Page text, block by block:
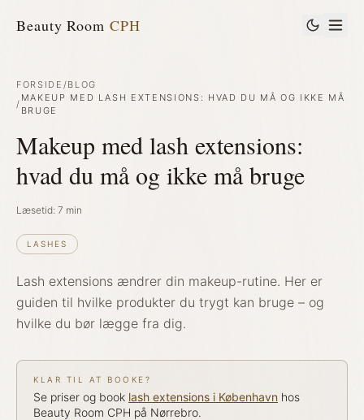
Beauty Room CPH
FORSIDE /BLOG
/
MAKEUP MED LASH EXTENSIONS: HVAD DU MÅ OG IKKE MÅ
BRUGE
Makeup med lash extensions:
hvad du må og ikke må bruge
Læsetid: 7 min
LASHES
Lash extensions ændrer din makeup-rutine. Her er
guiden til hvilke produkter du trygt kan bruge – og
hvilke du bør lægge fra dig.
KLAR TIL AT BOOKE?
Se priser og book lash extensions i København hos
Beauty Room CPH på Nørrebro.